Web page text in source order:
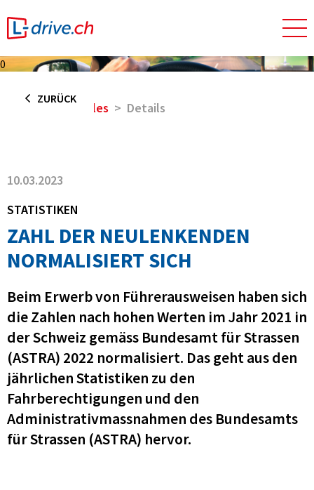
ZURÜCK
0
Home Aktuelles Details
10.03.2023
STATISTIKEN
ZAHL DER NEULENKENDEN
NORMALISIERT SICH
Beim Erwerb von Führerausweisen haben sich
die Zahlen nach hohen Werten im Jahr 2021 in
der Schweiz gemäss Bundesamt für Strassen
(ASTRA) 2022 normalisiert. Das geht aus den
jährlichen Statistiken zu den
Fahrberechtigungen und den
Administrativmassnahmen des Bundesamts
für Strassen (ASTRA) hervor.